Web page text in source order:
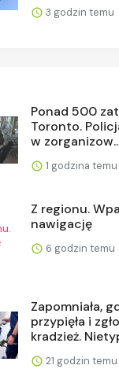
3 godzin temu
Ponad 500
Toronto.
w
1 godzina temu
Z regionu.
nawigację
6 godzin temu
Zapomniała,
przypięła i
kradzież.
21 godzin temu